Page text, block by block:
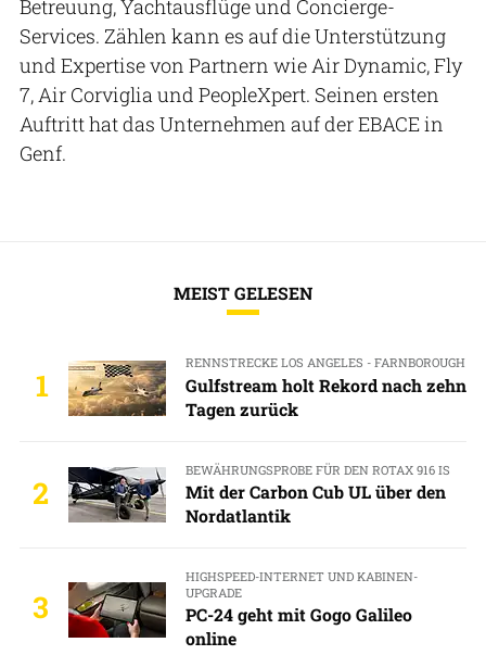
Betreuung, Yachtausflüge und Concierge-
Services. Zählen kann es auf die Unterstützung
und Expertise von Partnern wie Air Dynamic, Fly
7, Air Corviglia und PeopleXpert. Seinen ersten
Auftritt hat das Unternehmen auf der EBACE in
Genf.
MEIST GELESEN
1
RENNSTRECKE LOS ANGELES - FARNBOROUGH
Gulfstream holt Rekord nach zehn
Tagen zurück
2
BEWÄHRUNGSPROBE FÜR DEN ROTAX 916 IS
Mit der Carbon Cub UL über den
Nordatlantik
3
HIGHSPEED-INTERNET UND KABINEN-
UPGRADE
PC-24 geht mit Gogo Galileo
online